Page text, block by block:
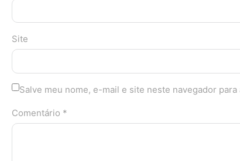
Site
Salve meu nome, e-mail e site neste navegador
Comentário *